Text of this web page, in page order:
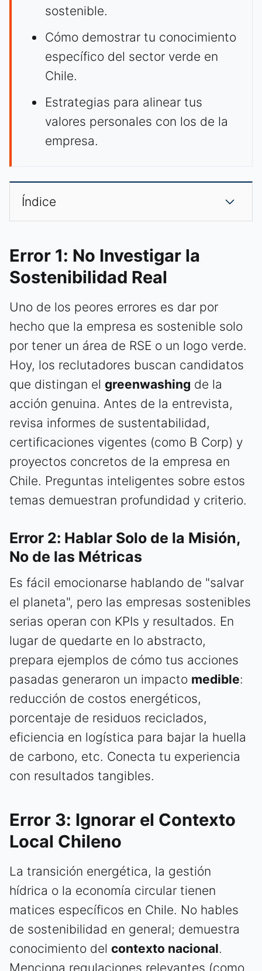
sostenible.
Cómo demostrar tu conocimiento
específico del sector verde en
Chile.
Estrategias para alinear tus
valores personales con los de la
empresa.
Índice
Error 1: No Investigar la
Sostenibilidad Real
Uno de los peores errores es dar por
hecho que la empresa es sostenible solo
por tener un área de RSE o un logo verde.
Hoy, los reclutadores buscan candidatos
que distingan el greenwashing de la
acción genuina. Antes de la entrevista,
revisa informes de sustentabilidad,
certificaciones vigentes (como B Corp) y
proyectos concretos de la empresa en
Chile. Preguntas inteligentes sobre estos
temas demuestran profundidad y criterio.
Error 2: Hablar Solo de la Misión,
No de las Métricas
Es fácil emocionarse hablando de "salvar
el planeta", pero las empresas sostenibles
serias operan con KPIs y resultados. En
lugar de quedarte en lo abstracto,
prepara ejemplos de cómo tus acciones
pasadas generaron un impacto medible:
reducción de costos energéticos,
porcentaje de residuos reciclados,
eficiencia en logística para bajar la huella
de carbono, etc. Conecta tu experiencia
con resultados tangibles.
Error 3: Ignorar el Contexto
Local Chileno
La transición energética, la gestión
hídrica o la economía circular tienen
matices específicos en Chile. No hables
de sostenibilidad en general; demuestra
conocimiento del contexto nacional.
Menciona regulaciones relevantes (como